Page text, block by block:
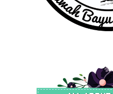
January(115)